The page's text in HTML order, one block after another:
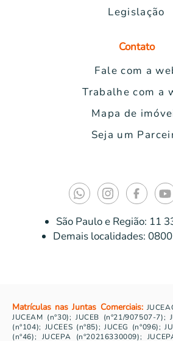
Legislação
Contato
Fale com a
Trabalhe com a
Mapa de
Seja um
São Paulo e Região: 11
Demais localidades:
Matrículas nas Juntas Comerciais:
JUCEAM (n°30); JUCEB (n°21/907507-7);
(n°104); JUCEES (n°85); JUCEG (n°096);
(n°46); JUCEPA (n°20216330009);